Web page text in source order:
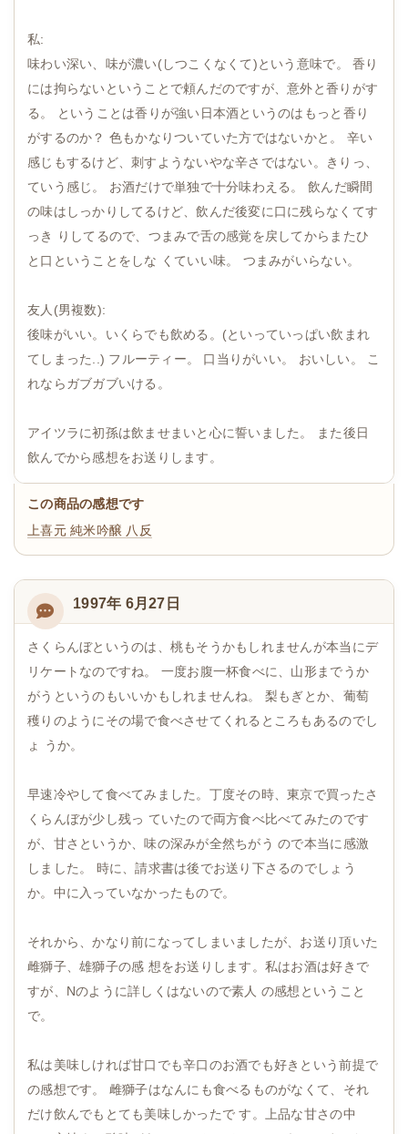
私:
味わい深い、味が濃い(しつこくなくて)という意味で。 香り
には拘らないということで頼んだのですが、意外と香りがす
る。 ということは香りが強い日本酒というのはもっと香り
がするのか？ 色もかなりついていた方ではないかと。 辛い
感じもするけど、刺すようないやな辛さではない。きりっ、
ていう感じ。 お酒だけで単独で十分味わえる。 飲んだ瞬間
の味はしっかりしてるけど、飲んだ後変に口に残らなくてす
っき りしてるので、つまみで舌の感覚を戻してからまたひ
と口ということをしな くていい味。 つまみがいらない。
友人(男複数):
後味がいい。いくらでも飲める。(といっていっぱい飲まれ
てしまった..) フルーティー。 口当りがいい。 おいしい。 こ
れならガブガブいける。
アイツラに初孫は飲ませまいと心に誓いました。 また後日
飲んでから感想をお送りします。
この商品の感想です
上喜元 純米吟醸 八反
1997年 6月27日
さくらんぼというのは、桃もそうかもしれませんが本当にデ
リケートなのですね。 一度お腹一杯食べに、山形までうか
がうというのもいいかもしれませんね。 梨もぎとか、葡萄
穫りのようにその場で食べさせてくれるところもあるのでし
ょ うか。
早速冷やして食べてみました。丁度その時、東京で買ったさ
くらんぼが少し残っ ていたので両方食べ比べてみたのです
が、甘さというか、味の深みが全然ちがう ので本当に感激
しました。 時に、請求書は後でお送り下さるのでしょう
か。中に入っていなかったもので。
それから、かなり前になってしまいましたが、お送り頂いた
雌獅子、雄獅子の感 想をお送りします。私はお酒は好きで
すが、Nのように詳しくはないので素人 の感想ということ
で。
私は美味しければ甘口でも辛口のお酒でも好きという前提で
の感想です。 雌獅子はなんにも食べるものがなくて、それ
だけ飲んでもとても美味しかったで す。上品な甘さの中